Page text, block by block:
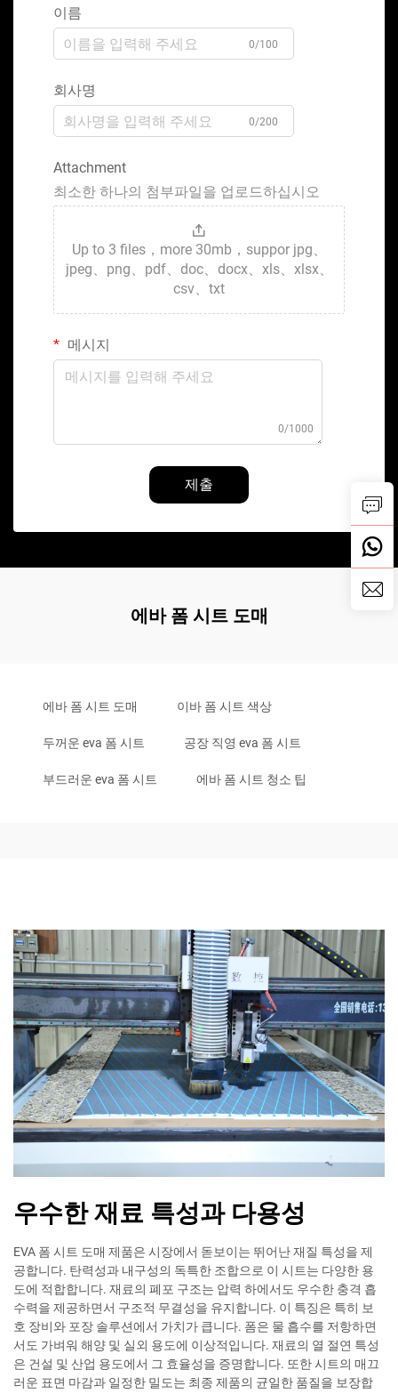
이름
0/100
회사명
0/200
Attachment
최소한 하나의 첨부파일을 업로드하십시오
Up to 3 files，more 30mb，suppor jpg、
jpeg、png、pdf、doc、docx、xls、xlsx、
csv、txt
메시지
0/1000
제출
에바 폼 시트 도매
에바 폼 시트 도매 이바 폼 시트 색상
두꺼운 eva 폼 시트 공장 직영 eva 폼 시트
부드러운 eva 폼 시트 에바 폼 시트 청소 팁
우수한 재료 특성과 다용성
EVA 폼 시트 도매 제품은 시장에서 돋보이는 뛰어난 재질 특성을 제
공합니다. 탄력성과 내구성의 독특한 조합으로 이 시트는 다양한 용
도에 적합합니다. 재료의 폐포 구조는 압력 하에서도 우수한 충격 흡
수력을 제공하면서 구조적 무결성을 유지합니다. 이 특징은 특히 보
호 장비와 포장 솔루션에서 가치가 큽니다. 폼은 물 흡수를 저항하면
서도 가벼워 해양 및 실외 용도에 이상적입니다. 재료의 열 절연 특성
은 건설 및 산업 용도에서 그 효율성을 증명합니다. 또한 시트의 매끄
러운 표면 마감과 일정한 밀도는 최종 제품의 균일한 품질을 보장합